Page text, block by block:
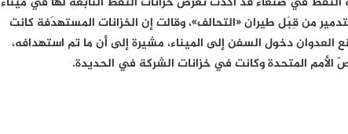
من قِبَل طيران «التحالف»، وقالت إن الخزانات المستهدَفة كانت
دخول السفن إلى الميناء، مشيرة إلى أن ما تم استهدافه،
الأمم المتحدة وكانت في خزانات الشركة في الحديدة.